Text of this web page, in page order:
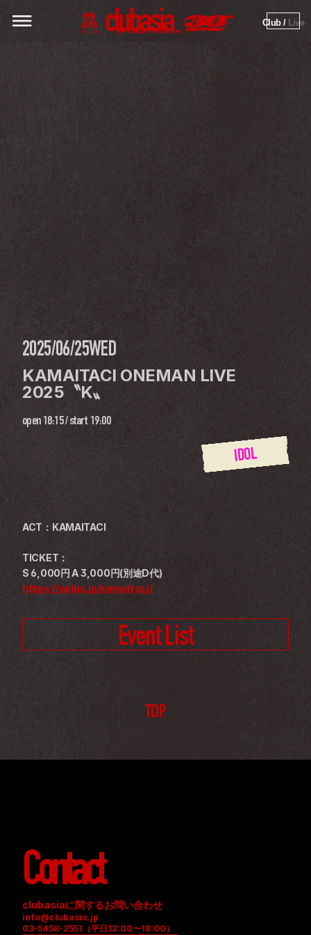
Club / Live
2025/06/25WED
KAMAITACI ONEMAN LIVE
2025〝K〟
open 18:15 / start 19:00
IDOL
ACT：KAMAITACI
TICKET：
S 6,000円 A 3,000円(別途D代)
https://eplus.jp/kamaitaci/
Event List
TOP
Contact
clubasiaに関するお問い合わせ
info@clubasia.jp
03-5458-2551（平日12:00〜18:00）